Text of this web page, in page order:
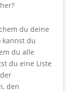
du deine
kannst du
du alle
du eine Liste
den